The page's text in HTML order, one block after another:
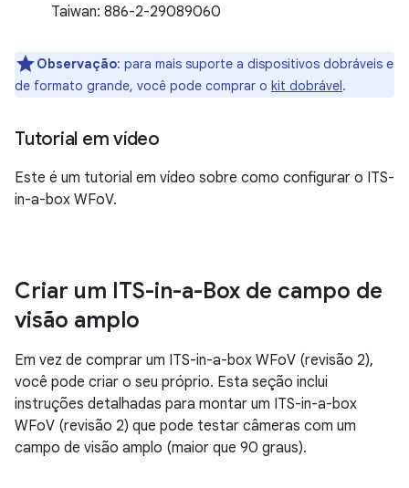
Taiwan: 886-2-29089060
Observação: para mais suporte a dispositivos dobráveis e
de formato grande, você pode comprar o kit dobrável.
Tutorial em vídeo
Este é um tutorial em vídeo sobre como configurar o ITS-
in-a-box WFoV.
Criar um ITS-in-a-Box de campo de
visão amplo
Em vez de comprar um ITS-in-a-box WFoV (revisão 2),
você pode criar o seu próprio. Esta seção inclui
instruções detalhadas para montar um ITS-in-a-box
WFoV (revisão 2) que pode testar câmeras com um
campo de visão amplo (maior que 90 graus).